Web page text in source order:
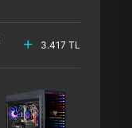
3.417 TL